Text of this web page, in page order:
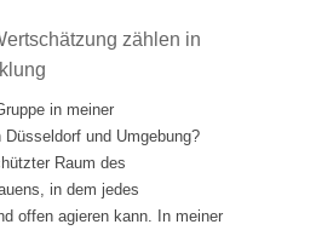
zählen in
in meiner
und Umgebung?
Raum des
in dem jedes
offen agieren kann. In meiner